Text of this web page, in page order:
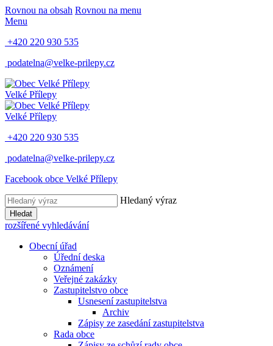
Rovnou na obsah Rovnou na menu
Menu
+420 220 930 535
podatelna@velke-prilepy.cz
Velké Přílepy
Velké Přílepy
+420 220 930 535
podatelna@velke-prilepy.cz
Facebook obce Velké Přílepy
Hledaný výraz
Hledat
rozšířené vyhledávání
Obecní úřad
Úřední deska
Oznámení
Veřejné zakázky
Zastupitelstvo obce
Usnesení zastupitelstva
Archiv
Zápisy ze zasedání zastupitelstva
Rada obce